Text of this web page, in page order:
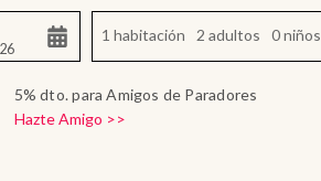
1 habitación 2 adultos 0 niños
5% dto. para Amigos de Paradores
Hazte Amigo >>